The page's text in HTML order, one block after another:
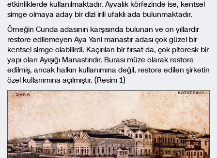
etkinliklerde kullanılmaktadır. Ayvalık körfezinde ise, kentsel
simge olmaya aday bir dizi irili ufaklı ada bulunmaktadır.
Örneğin Cunda adasının karşısında bulunan ve on yıllardır
restore edilemeyen Aya Yani manastır adası çok güzel bir
kentsel simge olabilirdi. Kaçırılan bir fırsat da, çok pitoresk bir
yapı olan Ayışığı Manastırıdır. Burası müze olarak restore
edilmiş, ancak halkın kullanımına değil, restore edilen şirketin
özel kullanımına açılmıştır. (Resim 1)